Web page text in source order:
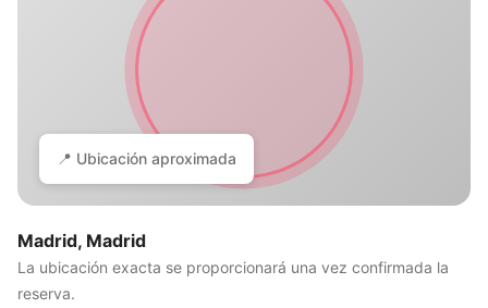
📍 Ubicación aproximada
Madrid, Madrid
La ubicación exacta se proporcionará una vez confirmada la
reserva.